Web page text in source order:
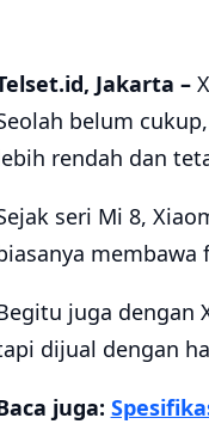
Jakarta –
belum
rendah dan
seri Mi 8,
membawa
juga dengan
dijual dengan
juga: